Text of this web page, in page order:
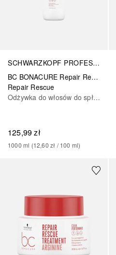
SCHWARZKOPF PROFESSIONAL
BC BONACURE Repair Rescue Arginine
Repair Rescue
Odżywka do włosów do spłukiwania
125,99 zł
1000 ml (12,60 zł / 100 ml)